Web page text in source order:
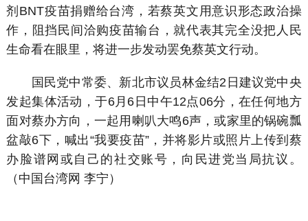
剂BNT疫苗捐赠给台湾，若蔡英文用意识形态政治操
作，阻挡民间洽购疫苗输台，就代表其完全没把人民
生命看在眼里，将进一步发动罢免蔡英文行动。
国民党中常委、新北市议员林金结2日建议党中央
发起集体活动，于6月6日中午12点06分，在任何地方
面对蔡办方向，一起用喇叭大鸣6声，或家里的锅碗瓢
盆敲6下，喊出“我要疫苗”，并将影片或照片上传到蔡
办脸谱网或自己的社交账号，向民进党当局抗议。
（中国台湾网 李宁）